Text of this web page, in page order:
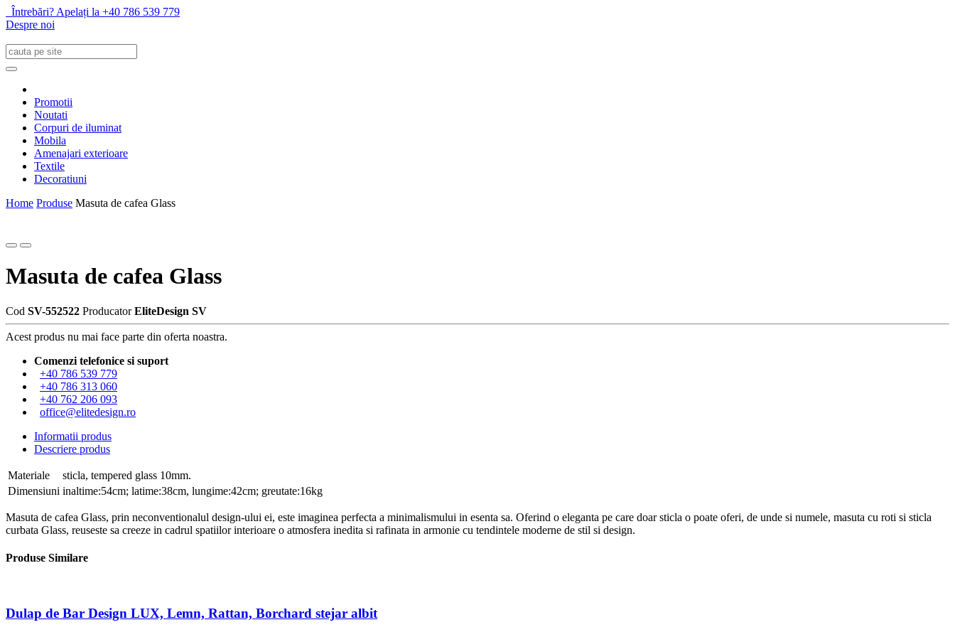
Întrebări? Apelați la +40 786 539 779
Despre noi
Promotii
Noutati
Corpuri de iluminat
Mobila
Amenajari exterioare
Textile
Decoratiuni
Home Produse Masuta de cafea Glass
Masuta de cafea Glass
Cod SV-552522 Producator EliteDesign SV
Acest produs nu mai face parte din oferta noastra.
Comenzi telefonice si suport
+40 786 539 779
+40 786 313 060
+40 762 206 093
office@elitedesign.ro
Informatii produs
Descriere produs
Materiale
sticla, tempered glass 10mm.
Dimensiuni inaltime:54cm; latime:38cm, lungime:42cm; greutate:16kg
Masuta de cafea Glass, prin neconventionalul design-ului ei, este imaginea perfecta a minimalismului in esenta sa. Oferind o eleganta pe care doar sticla o poate oferi, de unde si numele, masuta cu roti si sticla
curbata Glass, reuseste sa creeze in cadrul spatiilor interioare o atmosfera inedita si rafinata in armonie cu tendintele moderne de stil si design.
Produse Similare
Dulap de Bar Design LUX, Lemn, Rattan, Borchard stejar albit